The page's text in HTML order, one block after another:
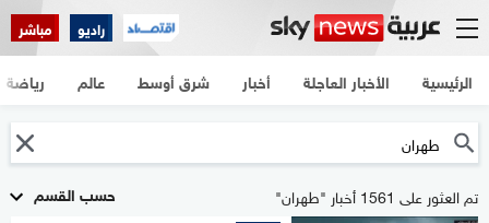
راديو مباشر
الرئيسية الأخبار العاجلة أخبار شرق أوسط عالم رياضة
حسب القسم تم العثور على 1561 أخبار "طهران"